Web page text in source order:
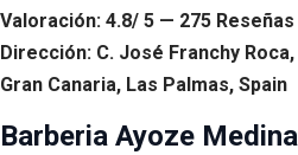
Valoración: 4.8/ 5 — 275 Reseñas
Dirección: C. José Franchy
Gran Canaria, Las Palmas, Spain
Barberia Ayoze Medina